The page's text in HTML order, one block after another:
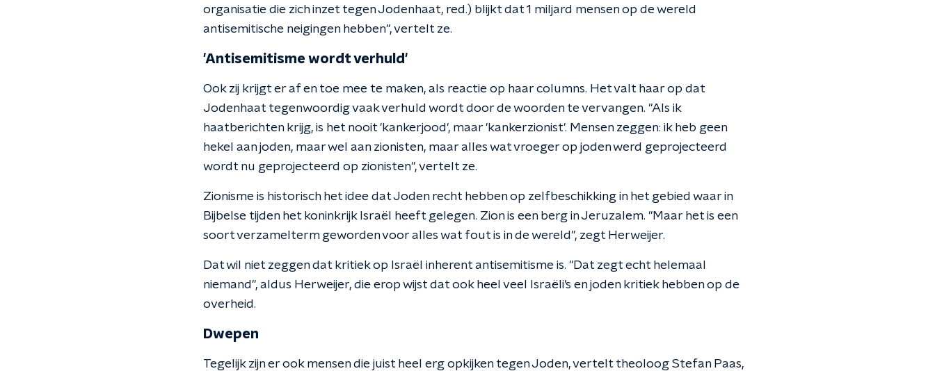
organisatie die zich inzet tegen Jodenhaat, red.) blijkt dat 1 miljard mensen op de wereld
antisemitische neigingen hebben", vertelt ze.
'Antisemitisme wordt verhuld'
Ook zij krijgt er af en toe mee te maken, als reactie op haar columns. Het valt haar op dat
Jodenhaat tegenwoordig vaak verhuld wordt door de woorden te vervangen. "Als ik
haatberichten krijg, is het nooit 'kankerjood', maar 'kankerzionist'. Mensen zeggen: ik heb geen
hekel aan joden, maar wel aan zionisten, maar alles wat vroeger op joden werd geprojecteerd
wordt nu geprojecteerd op zionisten", vertelt ze.
Zionisme is historisch het idee dat Joden recht hebben op zelfbeschikking in het gebied waar in
Bijbelse tijden het koninkrijk Israël heeft gelegen. Zion is een berg in Jeruzalem. "Maar het is een
soort verzamelterm geworden voor alles wat fout is in de wereld", zegt Herweijer.
Dat wil niet zeggen dat kritiek op Israël inherent antisemitisme is. "Dat zegt echt helemaal
niemand", aldus Herweijer, die erop wijst dat ook heel veel Israëli’s en joden kritiek hebben op de
overheid.
Dwepen
Tegelijk zijn er ook mensen die juist heel erg opkijken tegen Joden, vertelt theoloog Stefan Paas,